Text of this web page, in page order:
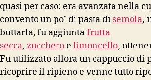
quasi per caso: era avanzata nella
convento un po’ di pasta di semola,
buttarla, fu aggiuntafrutta
secca, zucchero e limoncello,
Fu utilizzato allora un cappuccio di
ricoprire il ripieno e venne tutto